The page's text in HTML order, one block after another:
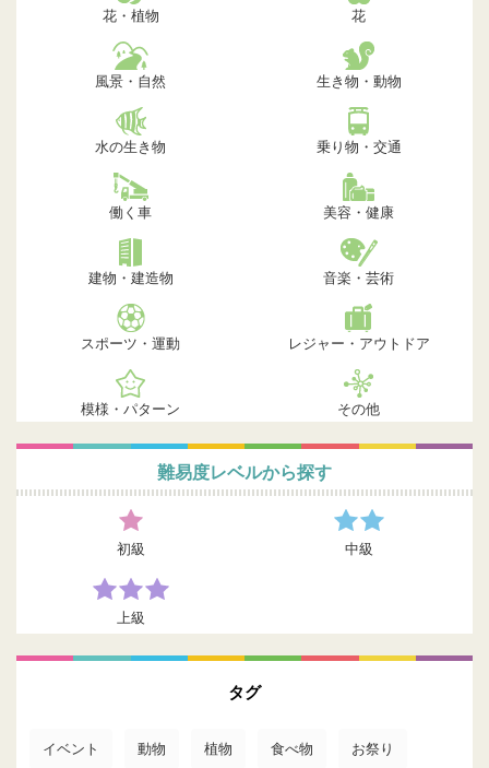
花・植物 花
風景・自然 生き物・動物
水の生き物 乗り物・交通
働く車 美容・健康
建物・建造物 音楽・芸術
スポーツ・運動 レジャー・アウトドア
模様・パターン その他
難易度レベルから探す
初級 中級
上級
タグ
イベント 動物 植物 食べ物 お祭り